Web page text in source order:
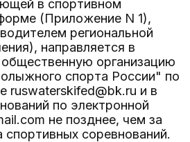
в спортивном
(Приложение N 1),
региональной
направляется в
организацию
спорта России" по
ruswaterskifed@bk.ru и в
по электронной
не позднее, чем за
соревнований.